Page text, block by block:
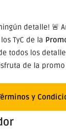
detalle! 🚨
TyC de la
todos los
de la
y